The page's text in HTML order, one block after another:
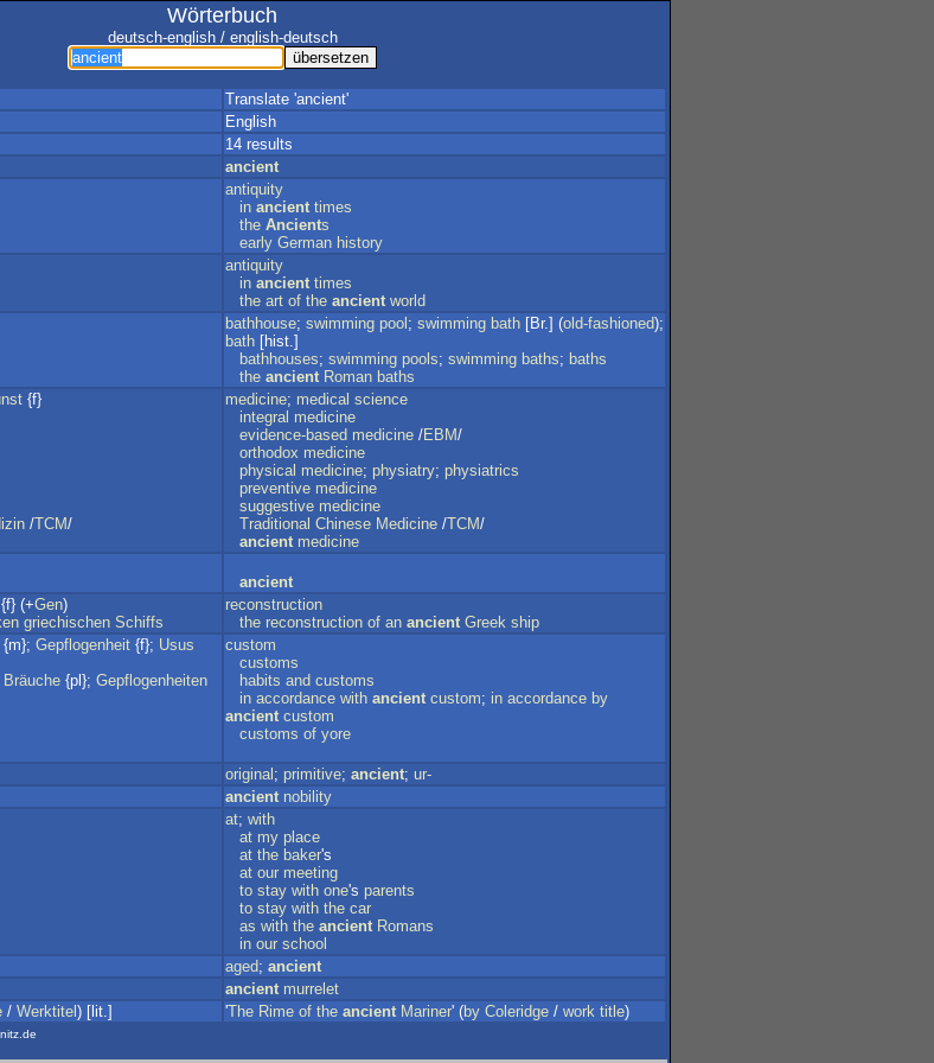
Wörterbuch
deutsch-english / english-deutsch
Translate 'ancient'
English
14 results
ancient
antiquity
in ancient times
the Ancients
early German history
antiquity
in ancient times
the art of the ancient world
bathhouse; swimming pool ; swimming bath [Br.] (old-fashioned);
bath [hist.]
bathhouses; swimming pools; swimming baths; baths
the ancient Roman baths
{f}
/TCM/
medicine; medical science
integral medicine
evidence-based medicine /EBM/
orthodox medicine
physical medicine; physiatry; physiatrics
preventive medicine
suggestive medicine
Traditional Chinese Medicine /TCM/
ancient medicine
ancient
{f} (+Gen)
griechischen Schiffs
reconstruction
the reconstruction of an ancient Greek ship
{m}; Gepflogenheit {f}; Usus
Bräuche {pl}; Gepflogenheiten
custom
customs
habits and customs
in accordance with ancient custom; in accordance by
ancient custom
customs of yore
original ; primitive; ancient; ur-
ancient nobility
at; with
at my place
at the baker's
at our meeting
to stay with one's parents
to stay with the car
as with the ancient Romans
in our school
aged; ancient
ancient murrelet
/ Werktitel ) [lit.] 'The Rime of the ancient Mariner' (by Coleridge / work title)